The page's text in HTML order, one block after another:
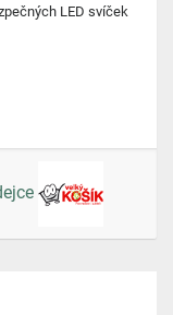
LED svíček